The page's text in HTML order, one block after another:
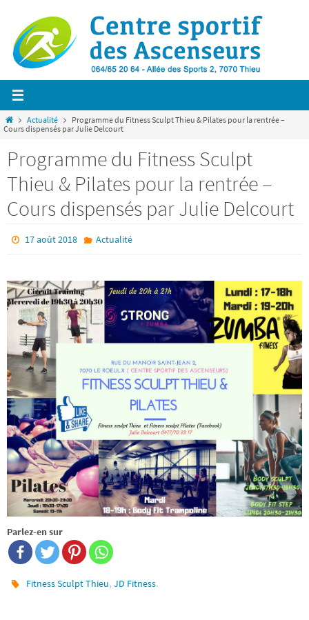
contenu
HomeActualité
Programme du Fitness Sculpt Thieu & Pilates pour la rentrée –
Cours dispensés par Julie Delcourt
Programme du Fitness Sculpt
Thieu & Pilates pour la rentrée –
Cours dispensés par Julie Delcourt
17 août 2018 Actualité
Parlez-en sur
Fitness Sculpt Thieu,JD Fitness.